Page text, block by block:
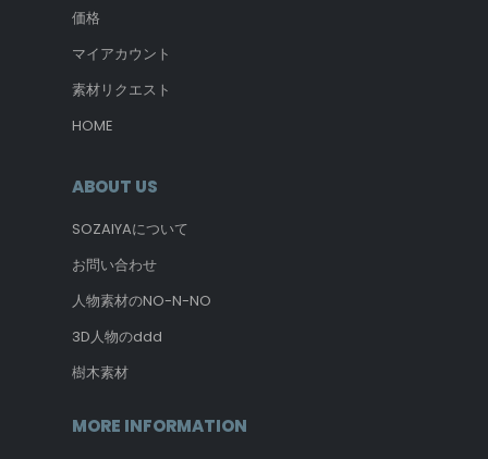
価格
マイアカウント
素材リクエスト
HOME
ABOUT US
SOZAIYAについて
お問い合わせ
人物素材のNO-N-NO
3D人物のddd
樹木素材
MORE INFORMATION